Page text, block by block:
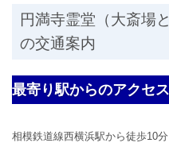
円満寺霊堂（大斎場
の交通案内
最寄り駅からのアクセ
相模鉄道線西横浜駅から徒歩10分